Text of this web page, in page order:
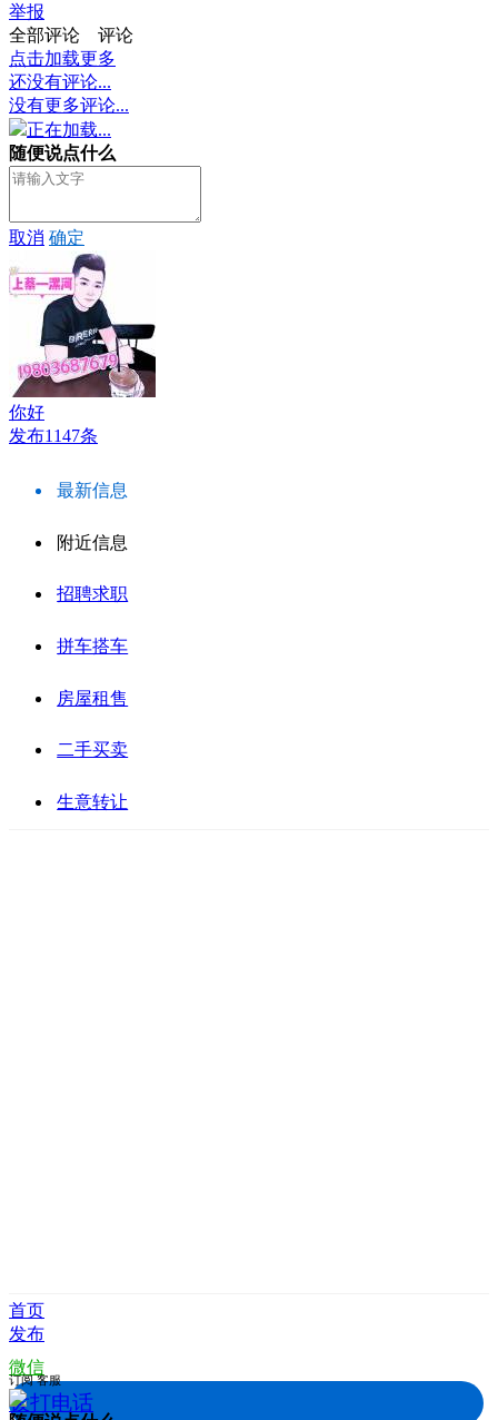
举报
全部评论
评论
点击加载更多
还没有评论...
没有更多评论...
正在加载...
随便说点什么
取消 确定
你好
发布1147条
最新信息
附近信息
招聘求职
拼车搭车
房屋租售
二手买卖
生意转让
首页
发布
微信
拨打电话
订阅 客服